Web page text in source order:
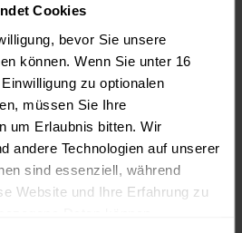
Cookies
bevor Sie unsere
können. Wenn Sie unter 16
zu optionalen
müssen Sie Ihre
um Erlaubnis bitten. Wir
andere Technologien auf unserer
sind essenziell, während
Website und Ihre Erfahrung zu
Orte